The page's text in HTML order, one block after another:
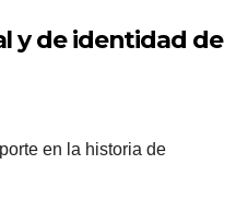
y de identidad de
en la historia de